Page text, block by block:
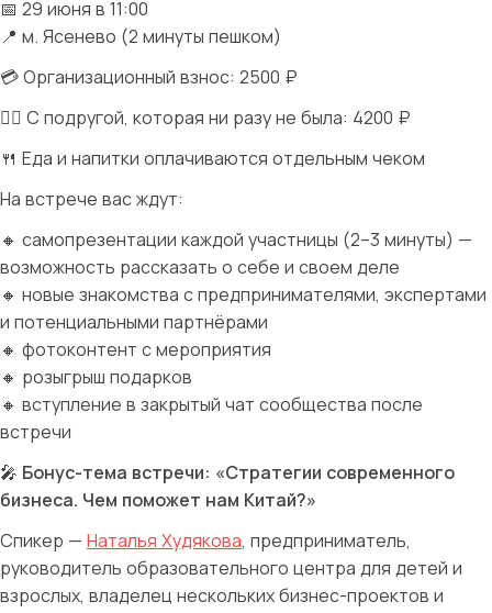
📅 29 июня в 11:00
📍 м. Ясенево (2 минуты пешком)
💳 Организационный взнос: 2500 ₽
👯‍♀️ С подругой, которая ни разу не была: 4200 ₽
🍴 Еда и напитки оплачиваются отдельным чеком
На встрече вас ждут:
🔸 самопрезентации каждой участницы (2–3 минуты) —
возможность рассказать о себе и своем деле
🔸 новые знакомства с предпринимателями, экспертами
и потенциальными партнёрами
🔸 фотоконтент с мероприятия
🔸 розыгрыш подарков
🔸 вступление в закрытый чат сообщества после
встречи
🎤 Бонус-тема встречи: «Стратегии современного
бизнеса. Чем поможет нам Китай?»
Спикер — Наталья Худякова, предприниматель,
руководитель образовательного центра для детей и
взрослых, владелец нескольких бизнес-проектов и